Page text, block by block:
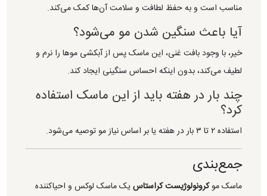
مناسب است و به حفظ لطافت و سلامت آن‌ها کمک می‌کند.
آیا باعث سنگین شدن مو می‌شود؟
خیر، با وجود بافت غنی، این ماسک پس از آبکشی موها را نرم و
لطیف می‌کند، بدون اینکه احساس سنگینی ایجاد کند.
چند بار در هفته باید از این ماسک استفاده
کرد؟
استفاده ۲ تا ۳ بار در هفته یا بر اساس نیاز مو توصیه می‌شود.
جمع‌بندی
ماسک موکرونولوژیست کراستاسیک ماسک لوکس و احیاکننده